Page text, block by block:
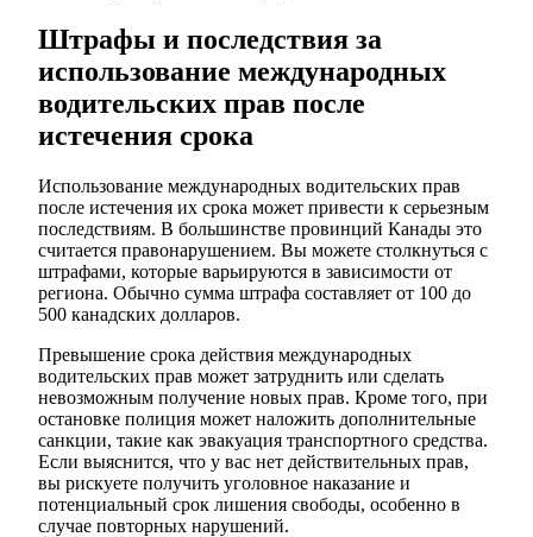
Штрафы и последствия за
использование международных
водительских прав после
истечения срока
Использование международных водительских прав
после истечения их срока может привести к серьезным
последствиям. В большинстве провинций Канады это
считается правонарушением. Вы можете столкнуться с
штрафами, которые варьируются в зависимости от
региона. Обычно сумма штрафа составляет от 100 до
500 канадских долларов.
Превышение срока действия международных
водительских прав может затруднить или сделать
невозможным получение новых прав. Кроме того, при
остановке полиция может наложить дополнительные
санкции, такие как эвакуация транспортного средства.
Если выяснится, что у вас нет действительных прав,
вы рискуете получить уголовное наказание и
потенциальный срок лишения свободы, особенно в
случае повторных нарушений.